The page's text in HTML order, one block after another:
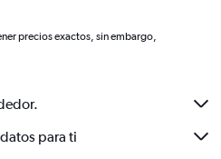
precios exactos, sin embargo,
para ti